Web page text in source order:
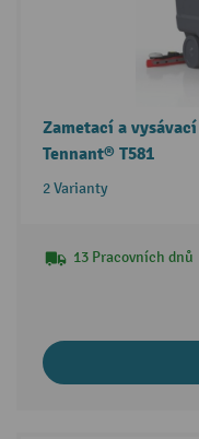
Zametací a
Tennant® T581
2 Varianty
13 Pracovních dnů